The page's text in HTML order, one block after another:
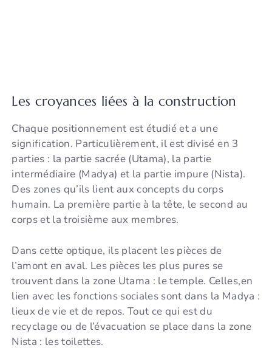
Les croyances liées à la construction
Chaque positionnement est étudié et a une
signification. Particulièrement, il est divisé en 3
parties : la partie sacrée (Utama), la partie
intermédiaire (Madya) et la partie impure (Nista).
Des zones qu’ils lient aux concepts du corps
humain. La première partie à la tête, le second au
corps et la troisième aux membres.
Dans cette optique, ils placent les pièces de
l’amont en aval. Les pièces les plus pures se
trouvent dans la zone Utama : le temple. Celles,en
lien avec les fonctions sociales sont dans la Madya :
lieux de vie et de repos. Tout ce qui est du
recyclage ou de l’évacuation se place dans la zone
Nista : les toilettes.